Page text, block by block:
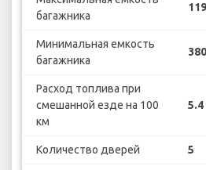
багажника
Минимальная емкость
багажника
Расход топлива при
смешанной езде на 100
км
5.4
Количество дверей 5